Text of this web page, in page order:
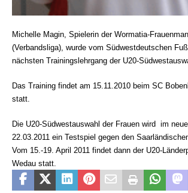
Michelle Magin, Spielerin der Wormatia-
(Verbandsliga), wurde vom Südwestdeutschen
nächsten Trainingslehrgang der U20-
Das Training findet am 15.11.2010 beim SC
statt.
Die U20-Südwestauswahl der Frauen wird im
22.03.2011 ein Testspiel gegen den
Vom 15.-19. April 2011 findet dann der U20-
Wedau statt.